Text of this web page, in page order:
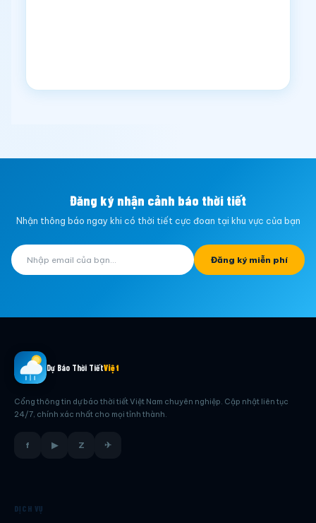
Đăng ký nhận cảnh báo thời tiết
Nhận thông báo ngay khi có thời tiết cực đoan tại khu vực của bạn
Đăng ký miễn phí
Dự Báo Thời TiếtViệt
Cổng thông tin dự báo thời tiết Việt Nam chuyên nghiệp. Cập nhật liên tục
24/7, chính xác nhất cho mọi tỉnh thành.
f ▶ Z ✈
DỊCH VỤ